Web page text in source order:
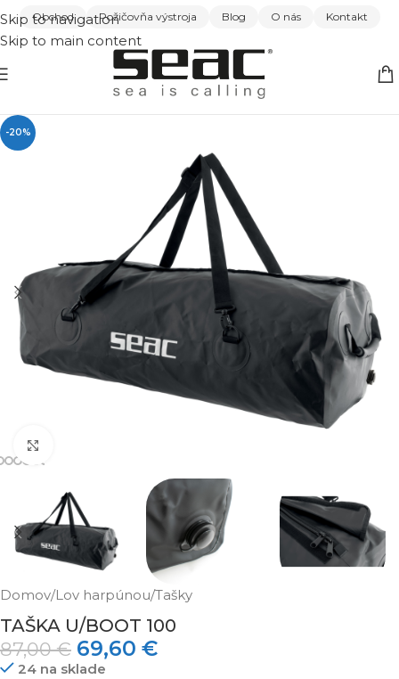
Skip to navigation
Skip to main content
Obchod Požičovňa výstroja Blog O nás Kontakt
-20%
Domov/Lov harpúnou/Tašky
TAŠKA U/BOOT 100
87,00€ 69,60 €
24 na sklade